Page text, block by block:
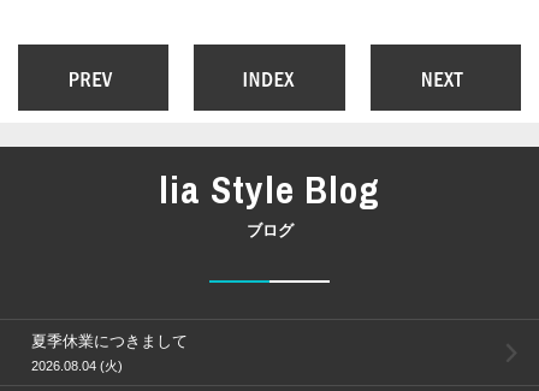
lia Style Blog
ブログ
夏季休業につきまして
2026.08.04 (火)